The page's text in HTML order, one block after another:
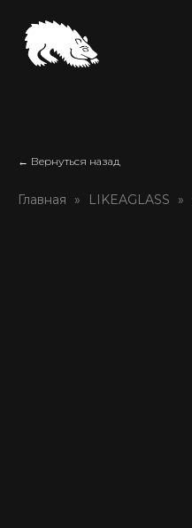
← Вернуться назад
Главная LIKEAGLASS